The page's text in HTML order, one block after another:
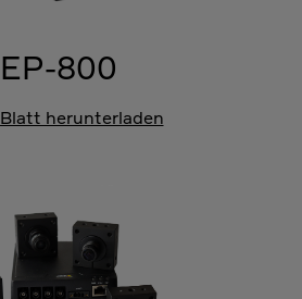
EP-800
Blatt herunterladen